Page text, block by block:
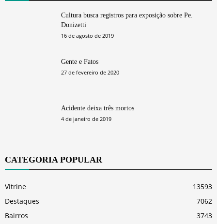
Cultura busca registros para exposição sobre Pe.
Donizetti
16 de agosto de 2019
Gente e Fatos
27 de fevereiro de 2020
Acidente deixa três mortos
4 de janeiro de 2019
CATEGORIA POPULAR
Vitrine
13593
Destaques
7062
Bairros
3743